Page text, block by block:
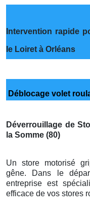
Intervention rapide
le Loiret à Orléans
Déblocage volet
Déverrouillage de
la Somme (80)
Un store motorisé
gêne. Dans le
entreprise est
efficace de vos stores